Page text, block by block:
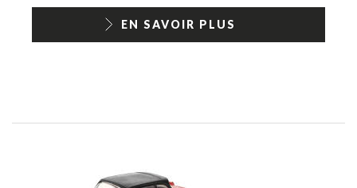
EN SAVOIR PLUS